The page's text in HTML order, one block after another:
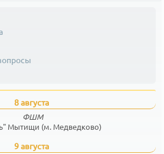
8 августа
ФШМ
Мытищи (м. Медведково)
9 августа